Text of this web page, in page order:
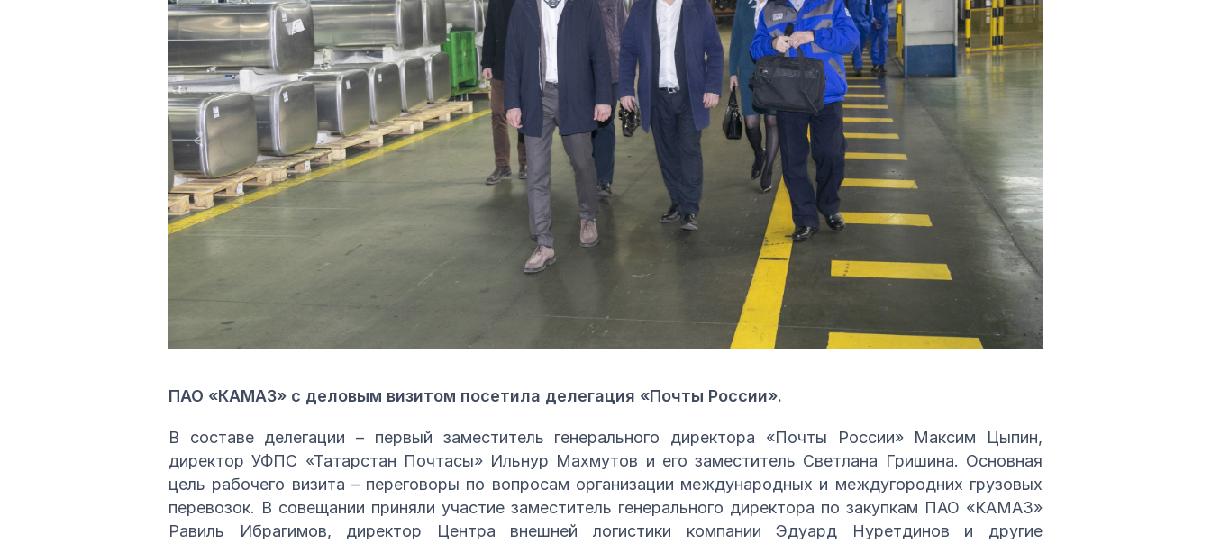
ПАО «КАМАЗ» с деловым визитом посетила делегация «Почты России».
В составе делегации – первый заместитель генерального директора «Почты России» Максим Цыпин,
директор УФПС «Татарстан Почтасы» Ильнур Махмутов и его заместитель Светлана Гришина. Основная
цель рабочего визита – переговоры по вопросам организации международных и междугородних грузовых
перевозок. В совещании приняли участие заместитель генерального директора по закупкам ПАО «КАМАЗ»
Равиль Ибрагимов, директор Центра внешней логистики компании Эдуард Нуретдинов и другие